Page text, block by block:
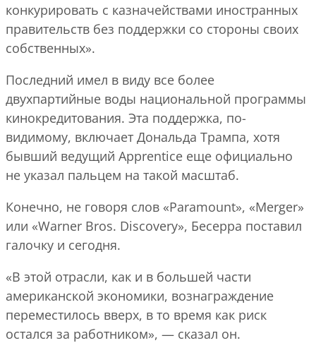
конкурировать с казначействами иностранных
правительств без поддержки со стороны своих
собственных».
Последний имел в виду все более
двухпартийные воды национальной программы
кинокредитования. Эта поддержка, по-
видимому, включает Дональда Трампа, хотя
бывший ведущий Apprentice еще официально
не указал пальцем на такой масштаб.
Конечно, не говоря слов «Paramount», «Merger»
или «Warner Bros. Discovery», Бесерра поставил
галочку и сегодня.
«В этой отрасли, как и в большей части
американской экономики, вознаграждение
переместилось вверх, в то время как риск
остался за работником», — сказал он.